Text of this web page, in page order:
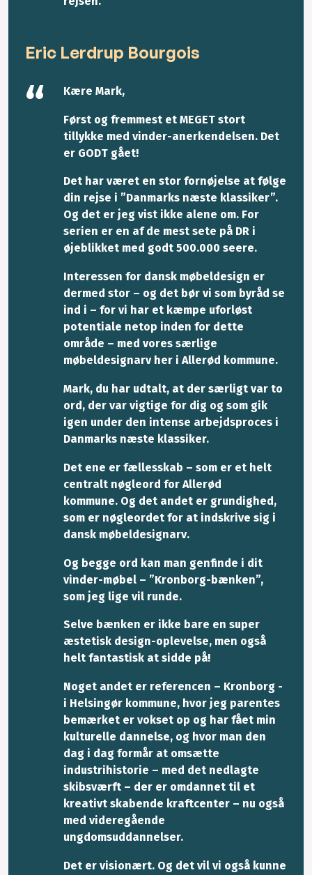
Eric Lerdrup Bourgois
Kære Mark,
Først og fremmest et MEGET stort
tillykke med vinder-anerkendelsen. Det
er GODT gået!
Det har været en stor fornøjelse at følge
din rejse i ”Danmarks næste klassiker”.
Og det er jeg vist ikke alene om. For
serien er en af de mest sete på DR i
øjeblikket med godt 500.000 seere.
Interessen for dansk møbeldesign er
dermed stor – og det bør vi som byråd se
ind i – for vi har et kæmpe uforløst
potentiale netop inden for dette
område – med vores særlige
møbeldesignarv her i Allerød kommune.
Mark, du har udtalt, at der særligt var to
ord, der var vigtige for dig og som gik
igen under den intense arbejdsproces i
Danmarks næste klassiker.
Det ene er fællesskab – som er et helt
centralt nøgleord for Allerød
kommune. Og det andet er grundighed,
som er nøgleordet for at indskrive sig i
dansk møbeldesignarv.
Og begge ord kan man genfinde i dit
vinder-møbel – ”Kronborg-bænken”,
som jeg lige vil runde.
Selve bænken er ikke bare en super
æstetisk design-oplevelse, men også
helt fantastisk at sidde på!
Noget andet er referencen – Kronborg -
i Helsingør kommune, hvor jeg parentes
bemærket er vokset op og har fået min
kulturelle dannelse, og hvor man den
dag i dag formår at omsætte
industrihistorie – med det nedlagte
skibsværft – der er omdannet til et
kreativt skabende kraftcenter – nu også
med videregående
ungdomsuddannelser.
Det er visionært. Og det vil vi også kunne